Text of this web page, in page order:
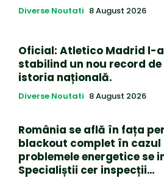
Diverse Noutati 8 August 2026
Oficial: Atletico Madrid l-
stabilind un nou record
istoria națională.
Diverse Noutati 8 August 2026
România se află în fața
blackout complet în cazul
problemele energetice se
Specialiștii cer inspecții…